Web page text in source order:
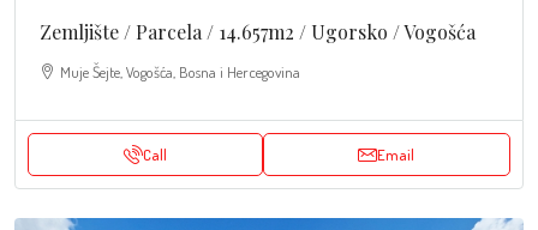
Zemljište / Parcela / 14.657m2 / Ugorsko / Vogošća
Muje Šejte, Vogošća, Bosna i Hercegovina
Call Email